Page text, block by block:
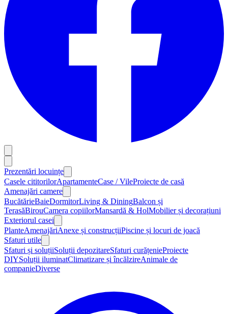
Prezentări locuințe
Casele cititorilorApartamenteCase / VileProiecte de casă
Amenajări camere
BucătărieBaieDormitorLiving & DiningBalcon și
TerasăBirouCamera copiilorMansardă & HolMobilier și decorațiuni
Exteriorul casei
PlanteAmenajăriAnexe și construcțiiPiscine și locuri de joacă
Sfaturi utile
Sfaturi și soluțiiSoluții depozitareSfaturi curățenieProiecte
DIYSoluții iluminatClimatizare și încălzireAnimale de
companieDiverse